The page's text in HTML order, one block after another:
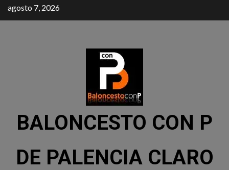
agosto 7, 2026
BALONCESTO CON P
DE PALENCIA CLARO